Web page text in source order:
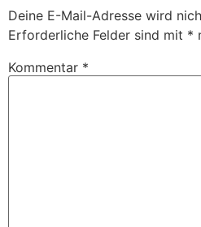
Deine E-Mail-Adresse wird
Erforderliche Felder sind mit *
Kommentar *